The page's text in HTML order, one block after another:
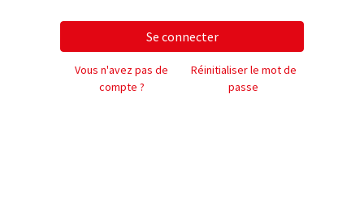
Se connecter
Vous n'avez pas de
compte ?
Réinitialiser le mot de
passe